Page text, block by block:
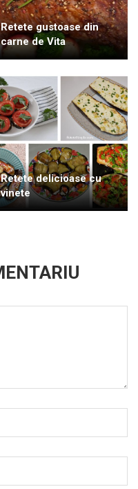
Retete gustoase din
carne de Vita
Retete delicioase cu
vinete